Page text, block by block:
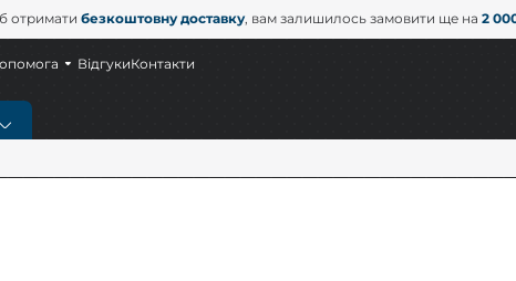
отриматибезкоштовну доставку, вам залишилось замовити ще на2
ВідгукиКонтакти